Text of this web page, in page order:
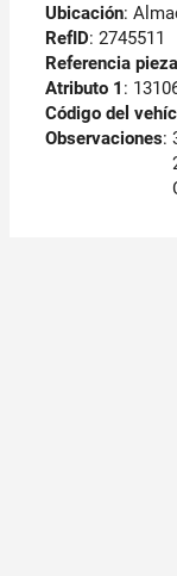
Ubicación:
RefID: 2745511
Referencia pieza
Atributo 1 :
Código del
Observaciones: